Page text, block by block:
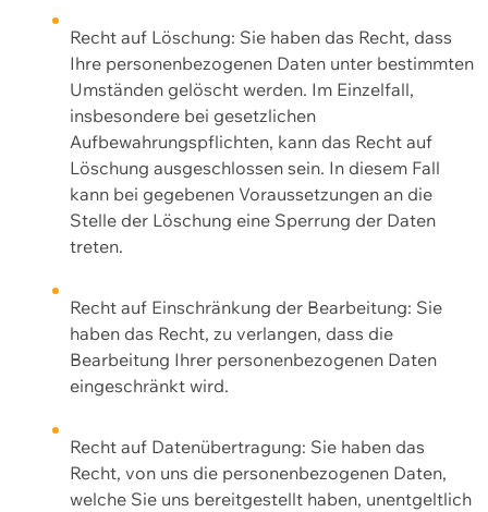
Recht auf Löschung: Sie haben das Recht, dass
Ihre personenbezogenen Daten unter bestimmten
Umständen gelöscht werden. Im Einzelfall,
insbesondere bei gesetzlichen
Aufbewahrungspflichten, kann das Recht auf
Löschung ausgeschlossen sein. In diesem Fall
kann bei gegebenen Voraussetzungen an die
Stelle der Löschung eine Sperrung der Daten
treten.
Recht auf Einschränkung der Bearbeitung: Sie
haben das Recht, zu verlangen, dass die
Bearbeitung Ihrer personenbezogenen Daten
eingeschränkt wird.
Recht auf Datenübertragung: Sie haben das
Recht, von uns die personenbezogenen Daten,
welche Sie uns bereitgestellt haben, unentgeltlich